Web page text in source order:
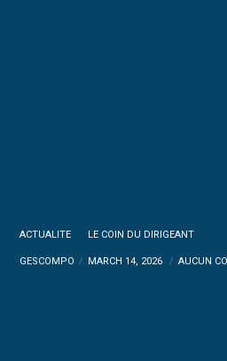
ACTUALITE LE COIN DU DIRIGEANT
GESCOMPO MARCH 14, 2026 AUCUN